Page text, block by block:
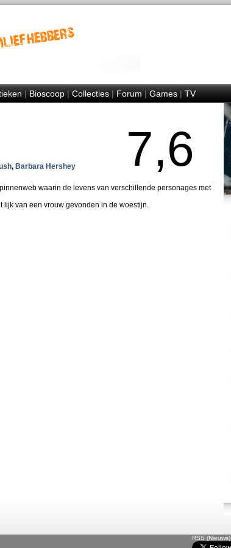
|Bioscoop|Collecties|Forum|Games|TV
, Barbara Hershey 7,6
waarin de levens van verschillende personages met
lijk van een vrouw gevonden in de woestijn.
RSS (Nieuws)